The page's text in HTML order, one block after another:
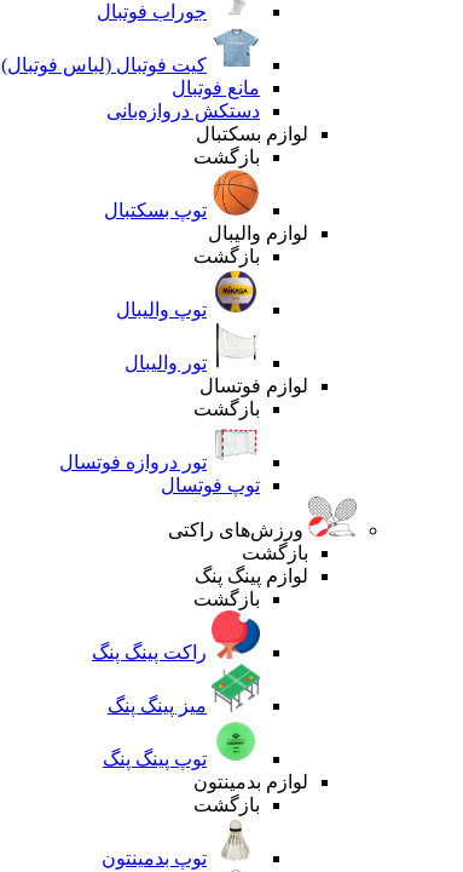
جوراب فوتبال
کیت فوتبال (لباس فوتبال)
مانع فوتبال
دستکش دروازه‌بانی
لوازم بسکتبال
بازگشت
توپ بسکتبال
لوازم والیبال
بازگشت
توپ والیبال
تور والیبال
لوازم فوتسال
بازگشت
تور دروازه فوتسال
توپ فوتسال
ورزش‌های راکتی
بازگشت
لوازم پینگ پنگ
بازگشت
راکت پینگ پنگ
میز پینگ پنگ
توپ پینگ پنگ
لوازم بدمینتون
بازگشت
توپ بدمینتون